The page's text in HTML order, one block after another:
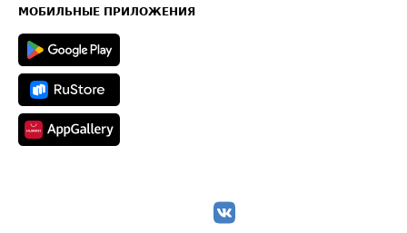
Техническая информация
МОБИЛЬНЫЕ ПРИЛОЖЕНИЯ